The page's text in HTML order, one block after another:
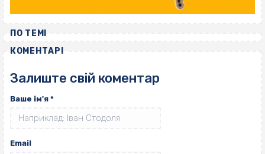
ПО ТЕМІ
КОМЕНТАРІ
Залиште свій коментар
Ваше ім'я *
Email